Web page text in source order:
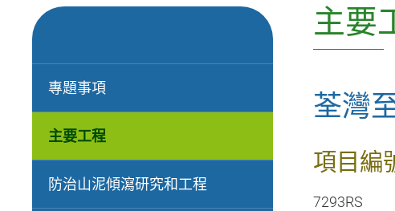
專題事項
主要工程
防治山泥傾瀉研究和工程
主要
荃灣
項目編
7293RS